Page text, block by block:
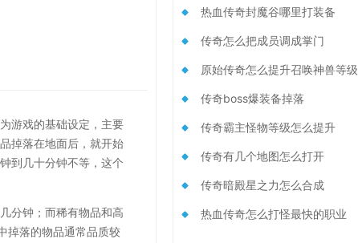
游戏的基础设定，主要
掉落在地面后，就开始
到几十分钟不等，这个
分钟；而稀有物品和高
掉落的物品通常品质较
热血传奇封魔谷哪里打装备
传奇怎么把成员调成掌门
原始传奇怎么提升召唤神兽等级
传奇boss爆装备掉落
传奇霸主怪物等级怎么提升
传奇有几个地图怎么打开
传奇暗殿星之力怎么合成
热血传奇怎么打怪最快的职业